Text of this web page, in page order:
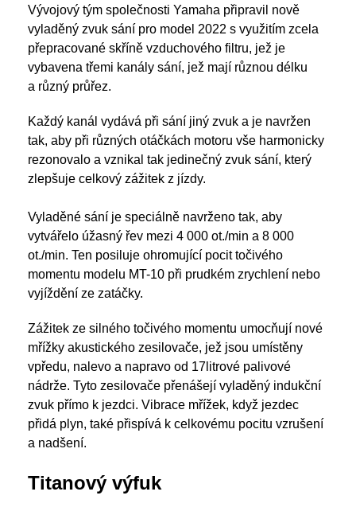
Vývojový tým společnosti Yamaha připravil nově
vyladěný zvuk sání pro model 2022 s využitím zcela
přepracované skříně vzduchového filtru, jež je
vybavena třemi kanály sání, jež mají různou délku
a různý průřez.
Každý kanál vydává při sání jiný zvuk a je navržen
tak, aby při různých otáčkách motoru vše harmonicky
rezonovalo a vznikal tak jedinečný zvuk sání, který
zlepšuje celkový zážitek z jízdy.
Vyladěné sání je speciálně navrženo tak, aby
vytvářelo úžasný řev mezi 4 000 ot./min a 8 000
ot./min. Ten posiluje ohromující pocit točivého
momentu modelu MT-10 při prudkém zrychlení nebo
vyjíždění ze zatáčky.
Zážitek ze silného točivého momentu umocňují nové
mřížky akustického zesilovače, jež jsou umístěny
vpředu, nalevo a napravo od 17litrové palivové
nádrže. Tyto zesilovače přenášejí vyladěný indukční
zvuk přímo k jezdci. Vibrace mřížek, když jezdec
přidá plyn, také přispívá k celkovému pocitu vzrušení
a nadšení.
Titanový výfuk